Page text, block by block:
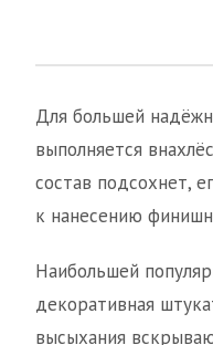
Для большей
выполняется
состав подсохнет,
к нанесению
Наибольшей
декоративная
высыхания